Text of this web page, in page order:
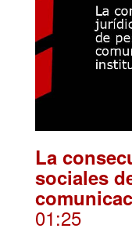
La
sociales
01:25